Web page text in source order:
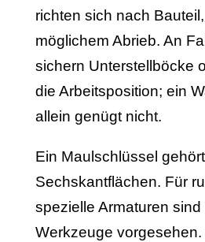
richten sich nach
möglichem Abrieb. An
sichern Unterstellböcke
die Arbeitsposition; ein
allein genügt nicht.
Ein Maulschlüssel
Sechskantflächen. Für
spezielle Armaturen sind
Werkzeuge vorgesehen.